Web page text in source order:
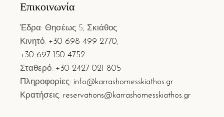
Επικοινωνία
Έδρα: Θησέως 5, Σκιάθος
Κινητό: +30 698 499 2770,
+30 697 150 4752
Σταθερό: +30 2427 021 805
Πληροφορίες: info@karrashomesskiathos.gr
Κρατήσεις: reservations@karrashomesskiathos.gr